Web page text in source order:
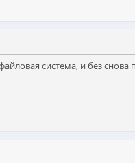
система, и без